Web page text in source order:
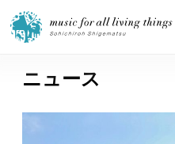
ホーム
ニュース